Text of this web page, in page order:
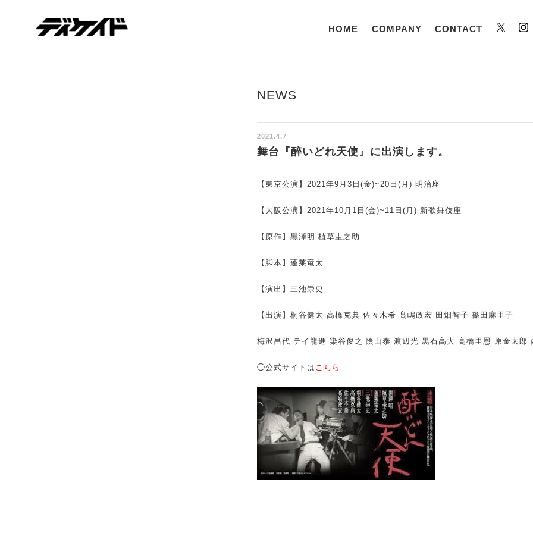
HOME COMPANY CONTACT Twitter
NEWS
2021.4.7
舞台『醉いどれ天使』に出演します。
【東京公演】2021年9月3日(金)~20日(月) 明治座
【大阪公演】2021年10月1日(金)~11日(月) 新歌舞伎座
【原作】黒澤明 植草圭之助
【脚本】蓬莱竜太
【演出】三池崇史
【出演】桐谷健太 高橋克典 佐々木希 髙嶋政宏 田畑智子 篠田麻里子
梅沢昌代 テイ龍進 染谷俊之 陰山泰 渡辺光 黒石高大 高橋里恩 原金太郎
◯公式サイトは こちら